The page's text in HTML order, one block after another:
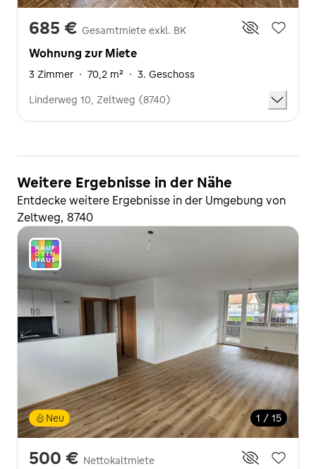
685 € Gesamtmiete exkl. BK
Wohnung zur Miete
3 Zimmer · 70,2 m² · 3. Geschoss
Linderweg 10, Zeltweg (8740)
Weitere Ergebnisse in der Nähe
Entdecke weitere Ergebnisse in der Umgebung von
Zeltweg, 8740
1 / 15
Neu
500 € Nettokaltmiete